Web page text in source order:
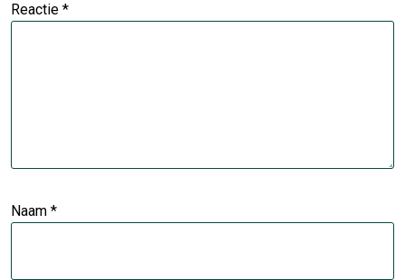
Reactie *
Naam *